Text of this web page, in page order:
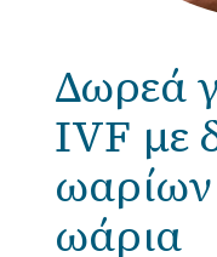
Δωρεά
IVF με
ωαρίων
ωάρια